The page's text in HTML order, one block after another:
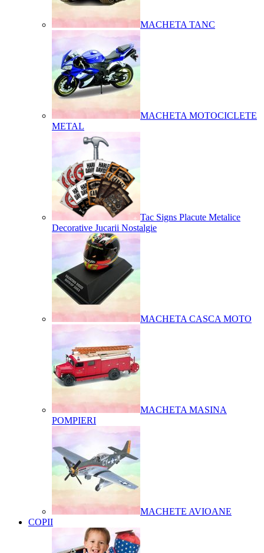
MACHETA TANC
MACHETA MOTOCICLETE
METAL
Tac Signs Placute Metalice
Decorative Jucarii Nostalgie
MACHETA CASCA MOTO
MACHETA MASINA
POMPIERI
MACHETE AVIOANE
COPII